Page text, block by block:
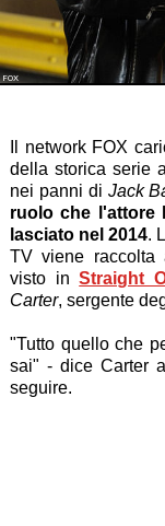
FOX
Il network FOX
della storica serie
nei panni di Jack
ruolo che l'attore
lasciato nel 2014.
TV viene raccolta
visto inStraight
Carter, sergente
"Tutto quello che
sai" - dice Carter
seguire.